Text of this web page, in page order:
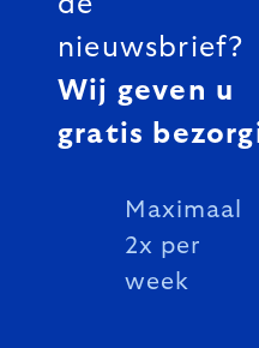
nieuwsbrief?
Wij geven u
gratis
Maximaal
2x per
week